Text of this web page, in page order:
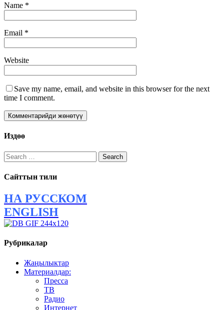
Name *
Email *
Website
Save my name, email, and website in this browser for the next
time I comment.
Издөө
Search
for:
Сайттын тили
НА РУССКОМ
ENGLISH
Рубрикалар
Жаңылыктар
Материалдар:
Пресса
ТВ
Радио
Интернет